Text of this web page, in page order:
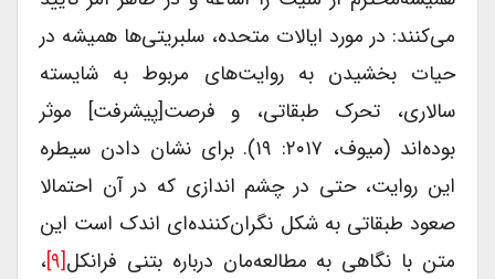
می‌کنند: در مورد ایالات متحده، سلبریتی‌ها همیشه در
حیات بخشیدن به روایت‌های مربوط به شایسته
سالاری، تحرک طبقاتی، و فرصت[پیشرفت] موثر
بوده‌اند (میوف، ۲۰۱۷: ۱۹). برای نشان دادن سیطره
این روایت، حتی در چشم اندازی که در آن احتمالا
صعود طبقاتی به شکل نگران‌کننده‌ای اندک است این
متن با نگاهی به مطالعه‌مان درباره بتنی فرانکل[۹] ،